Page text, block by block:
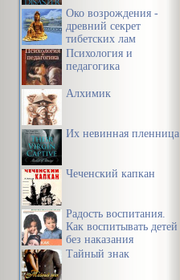
Око возрождения -
древний секрет
тибетских лам
Психология и
педагогика
Алхимик
Их невинная пленница
Чеченский капкан
Радость воспитания.
Как воспитывать детей
без наказания
Тайный знак